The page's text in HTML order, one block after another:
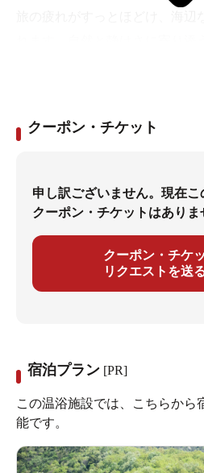
クーポン・チケット
申し訳ございません。現在こ
クーポン・チケットはありま
クーポン・チケ
リクエストを送
宿泊プラン [PR]
この温浴施設では、こちらから
能です。